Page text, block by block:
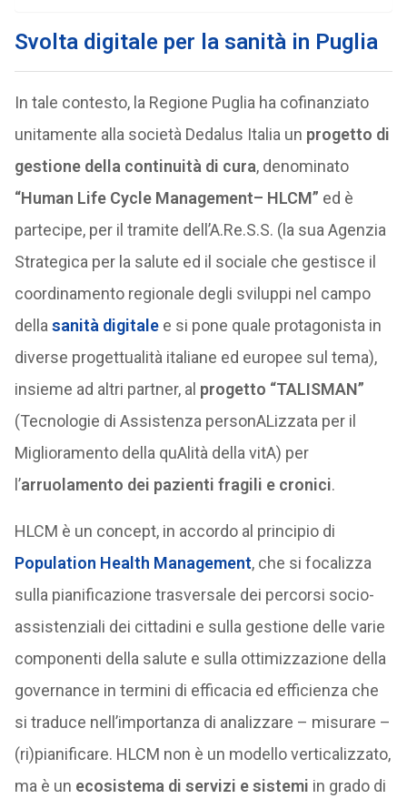
Svolta digitale per la sanità in Puglia
In tale contesto, la Regione Puglia ha cofinanziato
unitamente alla società Dedalus Italia un progetto di
gestione della continuità di cura, denominato
“Human Life Cycle Management– HLCM” ed è
partecipe, per il tramite dell’A.Re.S.S. (la sua Agenzia
Strategica per la salute ed il sociale che gestisce il
coordinamento regionale degli sviluppi nel campo
della sanità digitalee si pone quale protagonista in
diverse progettualità italiane ed europee sul tema),
insieme ad altri partner, al progetto “TALISMAN”
(Tecnologie di Assistenza personALizzata per il
Miglioramento della quAlità della vitA) per
l’arruolamento dei pazienti fragili e cronici.
HLCM è un concept, in accordo al principio di
Population Health Management, che si focalizza
sulla pianificazione trasversale dei percorsi socio-
assistenziali dei cittadini e sulla gestione delle varie
componenti della salute e sulla ottimizzazione della
governance in termini di efficacia ed efficienza che
si traduce nell’importanza di analizzare – misurare –
(ri)pianificare. HLCM non è un modello verticalizzato,
ma è un ecosistema di servizi e sistemi in grado di